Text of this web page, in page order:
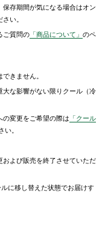
存期間が気になる場合はオン
い。
ご質問の 「商品について」のペ
きません。
な影響がない限りクール（冷
の変更をご希望の際は 「クール
い。
よび販売を終了させていただ
に移し替えた状態でお届けす